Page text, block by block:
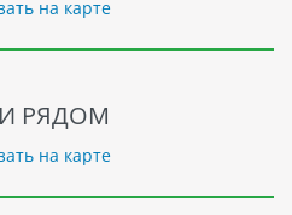
на карте
РЯДОМ
на карте